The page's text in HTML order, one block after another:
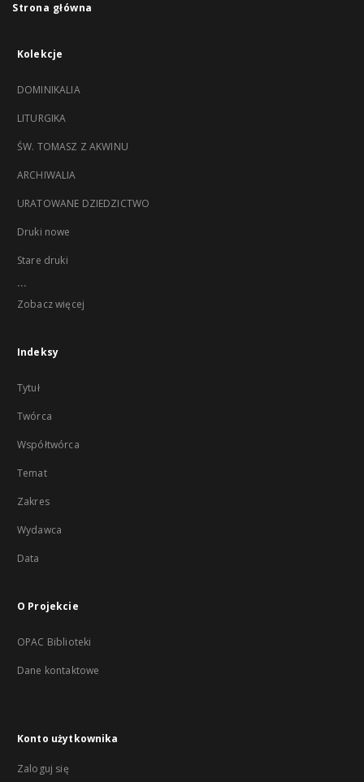
Strona główna
Kolekcje
DOMINIKALIA
LITURGIKA
ŚW. TOMASZ Z AKWINU
ARCHIWALIA
URATOWANE DZIEDZICTWO
Druki nowe
Stare druki
...
Zobacz więcej
Indeksy
Tytuł
Twórca
Współtwórca
Temat
Zakres
Wydawca
Data
O Projekcie
OPAC Biblioteki
Dane kontaktowe
Konto użytkownika
Zaloguj się